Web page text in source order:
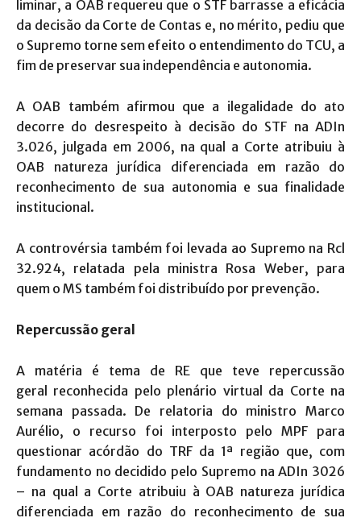
liminar, a OAB requereu que o STF barrasse a eficácia
da decisão da Corte de Contas e, no mérito, pediu que
o Supremo torne sem efeito o entendimento do TCU, a
fim de preservar sua independência e autonomia.
A OAB também afirmou que a ilegalidade do ato
decorre do desrespeito à decisão do STF na ADIn
3.026, julgada em 2006, na qual a Corte atribuiu à
OAB natureza jurídica diferenciada em razão do
reconhecimento de sua autonomia e sua finalidade
institucional.
A controvérsia também foi levada ao Supremo na Rcl
32.924, relatada pela ministra Rosa Weber, para
quem o MS também foi distribuído por prevenção.
Repercussão geral
A matéria é tema de RE que teve repercussão
geral reconhecida pelo plenário virtual da Corte na
semana passada. De relatoria do ministro Marco
Aurélio, o recurso foi interposto pelo MPF para
questionar acórdão do TRF da 1ª região que, com
fundamento no decidido pelo Supremo na ADIn 3026
– na qual a Corte atribuiu à OAB natureza jurídica
diferenciada em razão do reconhecimento de sua